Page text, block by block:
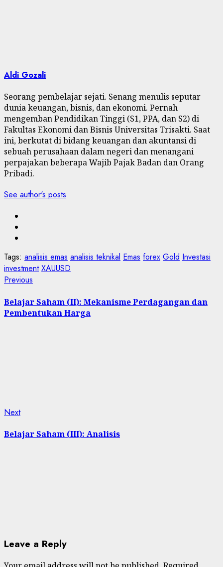
Aldi Gozali
Seorang pembelajar sejati. Senang menulis seputar
dunia keuangan, bisnis, dan ekonomi. Pernah
mengemban Pendidikan Tinggi (S1, PPA, dan S2) di
Fakultas Ekonomi dan Bisnis Universitas Trisakti. Saat
ini, berkutat di bidang keuangan dan akuntansi di
sebuah perusahaan dalam negeri dan menangani
perpajakan beberapa Wajib Pajak Badan dan Orang
Pribadi.
See author's posts
Tags: analisis emas analisis teknikal Emas forex Gold Investasi
investment XAUUSD
Post
navigation
Previous
Belajar Saham (II): Mekanisme Perdagangan dan
Pembentukan Harga
NextNext
Belajar Saham (III): Analisis
Leave a Reply